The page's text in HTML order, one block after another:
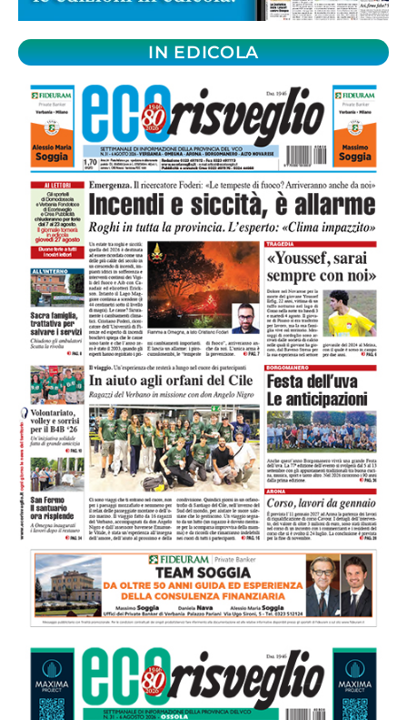
IN EDICOLA